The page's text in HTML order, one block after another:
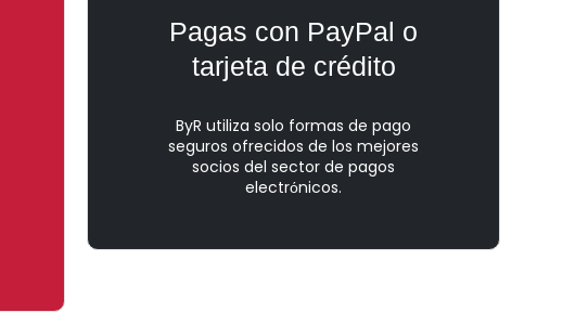
Pagas con PayPal o
tarjeta de crédito
ByR utiliza solo formas de pago
seguros ofrecidos de los mejores
socios del sector de pagos
electrόnicos.